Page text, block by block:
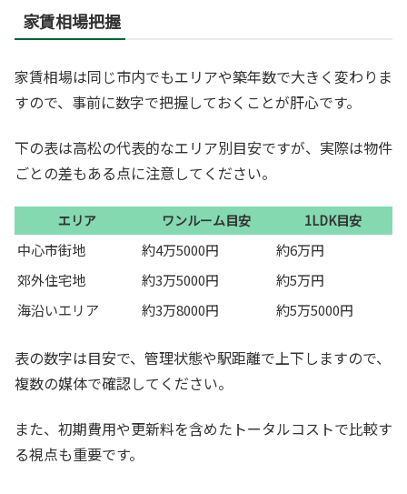
家賃相場把握
家賃相場は同じ市内でもエリアや築年数で大きく変わりま
すので、事前に数字で把握しておくことが肝心です。
下の表は高松の代表的なエリア別目安ですが、実際は物件
ごとの差もある点に注意してください。
エリア ワンルーム目安 1LDK目安
中心市街地 約4万5000円
約6万円
郊外住宅地
約3万5000円
約5万円
海沿いエリア
約3万8000円 約5万5000円
表の数字は目安で、管理状態や駅距離で上下しますので、
複数の媒体で確認してください。
また、初期費用や更新料を含めたトータルコストで比較す
る視点も重要です。